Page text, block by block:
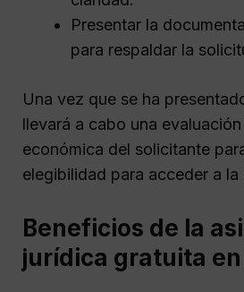
Presentar la
para respaldar la
Una vez que se ha
llevará a cabo una
económica del solicitante
elegibilidad para acceder a la
Beneficios de la
jurídica gratuita en